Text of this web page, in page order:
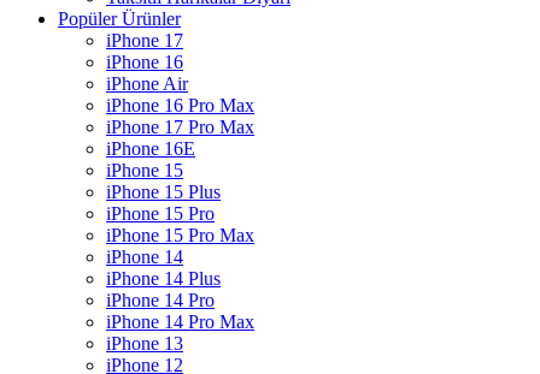
Popüler Ürünler
iPhone 17
iPhone 16
iPhone Air
iPhone 16 Pro Max
iPhone 17 Pro Max
iPhone 16E
iPhone 15
iPhone 15 Plus
iPhone 15 Pro
iPhone 15 Pro Max
iPhone 14
iPhone 14 Plus
iPhone 14 Pro
iPhone 14 Pro Max
iPhone 13
iPhone 12